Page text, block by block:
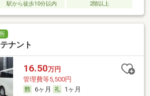
駅から徒歩10分以内 2階以上
ナント
16.50万円
管理費等5,500円
6ヶ月
1ヶ月